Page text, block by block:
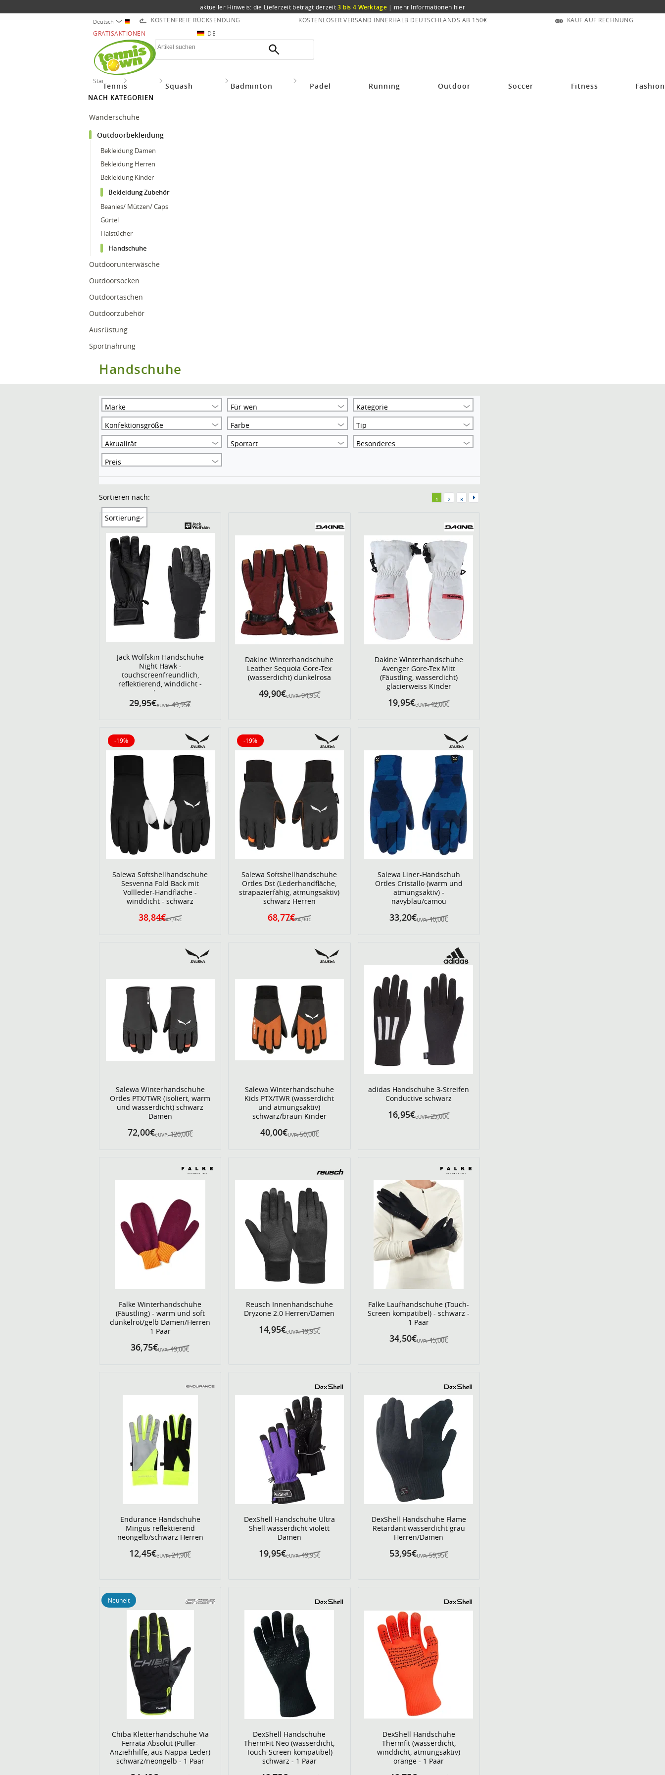
aktueller Hinweis: die Lieferzeit beträgt derzeit3 bis 4 Werktage | mehr Informationen hier
Deutsch KOSTENFREIE RÜCKSENDUNG KOSTENLOSER VERSAND INNERHALB DEUTSCHLANDS AB 150€
KAUF AUF RECHNUNG
GRATISAKTIONEN
DE
Tennis Squash Badminton Padel Running Outdoor Soccer Fitness Fashion
Startseite
NACH KATEGORIEN
Wanderschuhe
Outdoorbekleidung
Bekleidung Damen
Bekleidung Herren
Bekleidung Kinder
Bekleidung Zubehör
Beanies/ Mützen/ Caps
Gürtel
Halstücher
Handschuhe
Outdoorunterwäsche
Outdoorsocken
Outdoortaschen
Outdoorzubehör
Ausrüstung
Sportnahrung
Handschuhe
Marke Für wen
Kategorie
Konfektionsgröße
Farbe
Tip
Aktualität
Sportart
Besonderes
Preis
Sortieren nach:
Sortierung
1 2 3
Jack Wolfskin Handschuhe
Night Hawk -
touchscreenfreundlich,
reflektierend, winddicht -
schwarz
eUVP: 49,95€
29,95€
Dakine Winterhandschuhe
Leather Sequoia Gore-Tex
(wasserdicht) dunkelrosa
eUVP: 94,95€
49,90€
Dakine Winterhandschuhe
Avenger Gore-Tex Mitt
(Fäustling, wasserdicht)
glacierweiss Kinder
eUVP: 42,00€
19,95€
Salewa Softshellhandschuhe
Sesvenna Fold Back mit
Vollleder-Handfläche -
winddicht - schwarz
47,95€
38,84€
-19%
19% reduziert
Salewa Softshellhandschuhe
Ortles Dst (Lederhandfläche,
strapazierfähig, atmungsaktiv)
schwarz Herren
84,90€
68,77€
-19%
19% reduziert
Salewa Liner-Handschuh
Ortles Cristallo (warm und
atmungsaktiv) -
navyblau/camou
UVP: 40,00€
33,20€
Salewa Winterhandschuhe
Ortles PTX/TWR (isoliert, warm
und wasserdicht) schwarz
Damen
eUVP: 120,00€
72,00€
Salewa Winterhandschuhe
Kids PTX/TWR (wasserdicht
und atmungsaktiv)
schwarz/braun Kinder
UVP: 50,00€
40,00€
adidas Handschuhe 3-Streifen
Conductive schwarz
eUVP: 25,00€
16,95€
Falke Winterhandschuhe
(Fäustling) - warm und soft
dunkelrot/gelb Damen/Herren
1 Paar
UVP: 49,00€
36,75€
Reusch Innenhandschuhe
Dryzone 2.0 Herren/Damen
eUVP: 19,95€
14,95€
Falke Laufhandschuhe (Touch-
Screen kompatibel) - schwarz -
1 Paar
UVP: 45,00€
34,50€
Endurance Handschuhe
Mingus reflektierend
neongelb/schwarz Herren
eUVP: 24,90€
12,45€
DexShell Handschuhe Ultra
Shell wasserdicht violett
Damen
eUVP: 49,95€
19,95€
DexShell Handschuhe Flame
Retardant wasserdicht grau
Herren/Damen
UVP: 59,95€
53,95€
Chiba Kletterhandschuhe Via
Ferrata Absolut (Puller-
Anziehhilfe, aus Nappa-Leder)
schwarz/neongelb - 1 Paar
Neuheit
DexShell Handschuhe
ThermFit Neo (wasserdicht,
Touch-Screen kompatibel)
schwarz - 1 Paar
DexShell Handschuhe
Thermfit (wasserdicht,
winddicht, atmungsaktiv)
orange - 1 Paar